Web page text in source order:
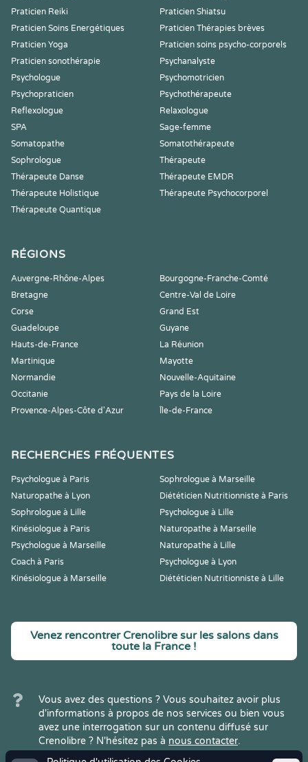
Praticien Reiki
Praticien Shiatsu
Praticien Soins Energétiques
Praticien Thérapies brèves
Praticien Yoga
Praticien soins psycho-corporels
Praticien sonothérapie
Psychanalyste
Psychologue
Psychomotricien
Psychopraticien
Psychothérapeute
Reflexologue
Relaxologue
SPA
Sage-femme
Somatopathe
Somatothérapeute
Sophrologue
Thérapeute
Thérapeute Danse
Thérapeute EMDR
Thérapeute Holistique
Thérapeute Psychocorporel
Thérapeute Quantique
RÉGIONS
Auvergne-Rhône-Alpes
Bourgogne-Franche-Comté
Bretagne
Centre-Val de Loire
Corse
Grand Est
Guadeloupe
Guyane
Hauts-de-France
La Réunion
Martinique
Mayotte
Normandie
Nouvelle-Aquitaine
Occitanie
Pays de la Loire
Provence-Alpes-Côte d'Azur
Île-de-France
RECHERCHES FRÉQUENTES
Psychologue à Paris
Sophrologue à Marseille
Naturopathe à Lyon
Diététicien Nutritionniste à Paris
Sophrologue à Lille
Psychologue à Lille
Kinésiologue à Paris
Naturopathe à Marseille
Psychologue à Marseille
Naturopathe à Lille
Coach à Paris
Psychologue à Lyon
Kinésiologue à Marseille
Diététicien Nutritionniste à Lille
Venez rencontrer Crenolibre sur les salons dans
toute la France !
Vous avez des questions ? Vous souhaitez avoir plus
d'informations à propos de nos services ou bien vous
avez une interrogation sur un contenu diffusé sur
Crenolibre ? N'hésitez pas à nous contacter.